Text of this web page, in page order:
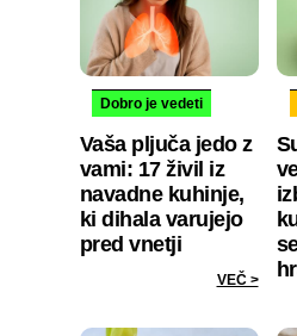
Dobro je vedeti
Vaša pljuča jedo z
vami: 17 živil iz
navadne kuhinje,
ki dihala varujejo
pred vnetji
VEČ >